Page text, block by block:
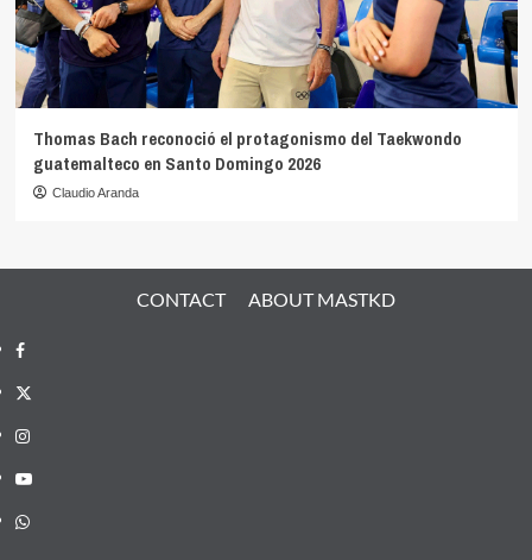
Thomas Bach reconoció el protagonismo del Taekwondo
guatemalteco en Santo Domingo 2026
Claudio Aranda
CONTACT ABOUT MASTKD
Facebook
X
Instagram
YouTube
Whatsapp